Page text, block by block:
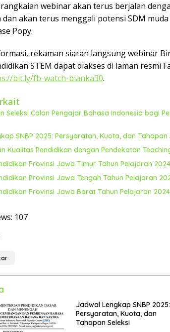
rangkaian webinar akan terus berjalan
akan terus menggali potensi SDM
Popy.
rekaman siaran langsung webinar
STEM dapat diakses di laman resmi
bit.ly/fb-watch-bianka30.
Seleksi Calon Pengajar Bahasa Indonesia bagi
SNBP 2025: Persyaratan, Kuota, dan Tahapan
Kualitas Pendidikan dengan Pendekatan
Provinsi Jawa Timur Tahun Pelajaran
Provinsi Jawa Tengah Tahun Pelajaran
Provinsi Jawa Barat Tahun Pelajaran
107
Jadwal Lengkap SNBP 2025:
Persyaratan, Kuota, dan
Tahapan Seleksi